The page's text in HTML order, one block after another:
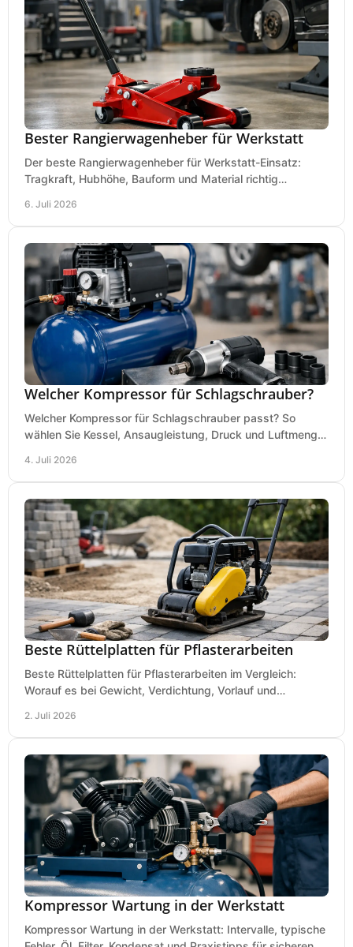
Bester Rangierwagenheber für Werkstatt
Der beste Rangierwagenheber für Werkstatt-Einsatz:
Tragkraft, Hubhöhe, Bauform und Material richtig
6. Juli 2026
Welcher Kompressor für Schlagschrauber?
Welcher Kompressor für Schlagschrauber passt? So
wählen Sie Kessel, Ansaugleistung, Druck und Luftmenge
4. Juli 2026
Beste Rüttelplatten für Pflasterarbeiten
Beste Rüttelplatten für Pflasterarbeiten im Vergleich:
Worauf es bei Gewicht, Verdichtung, Vorlauf und
2. Juli 2026
Kompressor Wartung in der Werkstatt
Kompressor Wartung in der Werkstatt: Intervalle, typische